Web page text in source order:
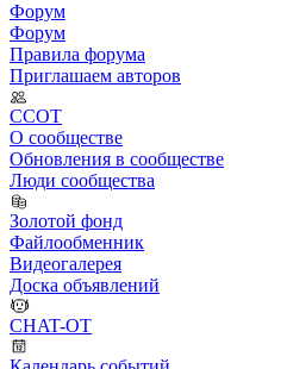
Форум
Форум
Правила форума
Приглашаем авторов
ССОТ
О сообществе
Обновления в сообществе
Люди сообщества
Золотой фонд
Файлообменник
Видеогалерея
Доска объявлений
CHAT-OT